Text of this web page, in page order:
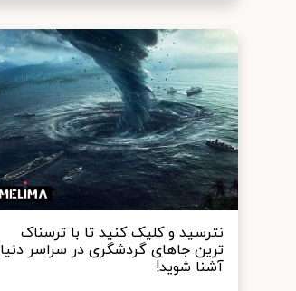
نترسید و کلیک کنید تا با ترسناک
ترین جاهای گردشگری در سراسر دنیا
آشنا شوید!